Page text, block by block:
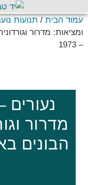
עמוד הבית/תנועות
– 1973
נעורים
מדרור